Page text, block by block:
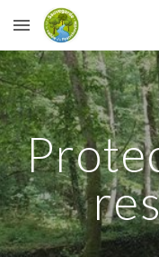
Skip to main content